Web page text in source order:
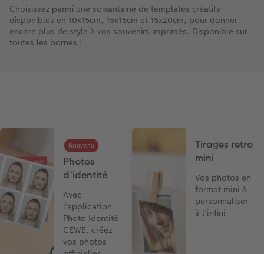
Choisissez parmi une soixantaine de templates créatifs
disponibles en 10x15cm, 15x15cm et 15x20cm, pour donner
encore plus de style à vos souvenirs imprimés. Disponible sur
toutes les bornes !
Photos
d’identité
Avec
l'application
Photo Identité
CEWE, créez
vos photos
Nouveau
Tirages retro
mini
Vos photos en
format mini à
personnaliser
à l'infini